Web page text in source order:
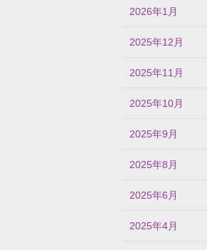
2026年1月
2025年12月
2025年11月
2025年10月
2025年9月
2025年8月
2025年6月
2025年4月